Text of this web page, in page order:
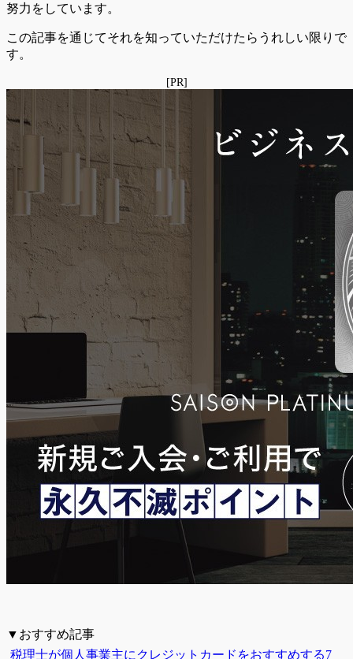
努力をしています。
この記事を通じてそれを知っていただけたらうれしい限りで
す。
[PR]
▼おすすめ記事
税理士が個人事業主にクレジットカードをおすすめする7